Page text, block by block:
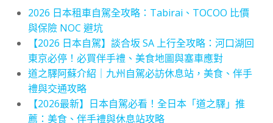
2026 日本租車自駕全攻略：Tabirai、TOCOO 比價
與保險 NOC 避坑
【2026 日本自駕】談合坂 SA 上行全攻略：河口湖回
東京必停！必買伴手禮、美食地圖與塞車應對
道之驛阿蘇介紹｜九州自駕必訪休息站，美食、伴手
禮與交通攻略
【2026最新】日本自駕必看！全日本「道之驛」推
薦：美食、伴手禮與休息站攻略